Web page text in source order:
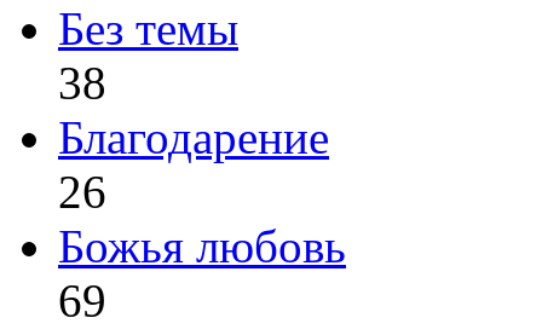
Без темы
38
Благодарение
26
Божья любовь
69